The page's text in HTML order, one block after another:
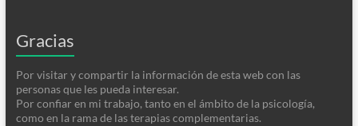
Gracias
Por visitar y compartir la información de esta web con las
personas que les pueda interesar.
Por confiar en mi trabajo, tanto en el ámbito de la psicología,
como en la rama de las terapias complementarias.